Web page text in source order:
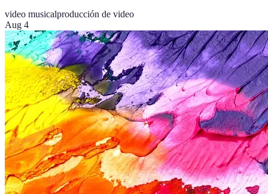
video musicalproducción de video
Aug 4